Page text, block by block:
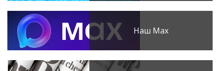
Наш Max